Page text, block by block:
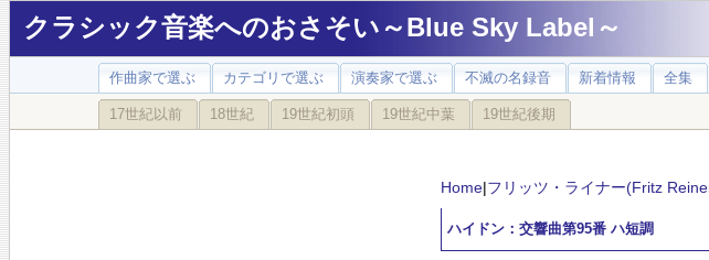
クラシック音楽へのおさそい～Blue Sky Label～
作曲家で選ぶ カテゴリで選ぶ 演奏家で選ぶ 不滅の名録音 新着情報 全集
17世紀以前 18世紀 19世紀初頭 19世紀中葉 19世紀後期
Home|フリッツ・ライナー(Fritz
ハイドン：交響曲第95番 ハ短調